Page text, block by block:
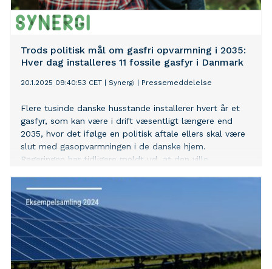
Trods politisk mål om gasfri opvarmning i 2035:
Hver dag installeres 11 fossile gasfyr i Danmark
20.1.2025 09:40:53 CET Synergi Pressemeddelelse
Flere tusinde danske husstande installerer hvert år et
gasfyr, som kan være i drift væsentligt længere end
2035, hvor det ifølge en politisk aftale ellers skal være
slut med gasopvarmningen i de danske hjem.
Regeringen har tidligere meldt ud, at den ville
olie- og gasfyr.” Endnu er intet dog sket. Regeringen
bør sende meget kraftigere signaler til danskerne om at
udfase den fossile varme, mener TEKNIQ og SYNERGI.
De er klar med fire forslag til regeringen, der skal
skubbe på den grønne omstilling af danskernes boliger.